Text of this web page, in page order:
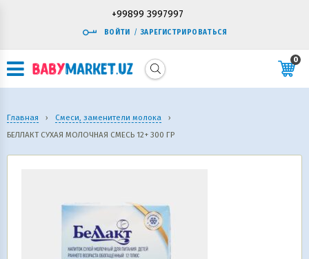
+99899 3997997
ВОЙТИ / ЗАРЕГИСТРИРОВАТЬСЯ
0
Главная › Смеси, заменители молока
›
БЕЛЛАКТ СУХАЯ МОЛОЧНАЯ СМЕСЬ 12+ 300 ГР